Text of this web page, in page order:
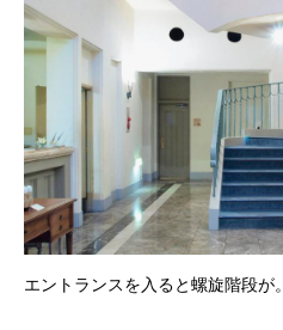
エントランスを入ると螺旋階段が。